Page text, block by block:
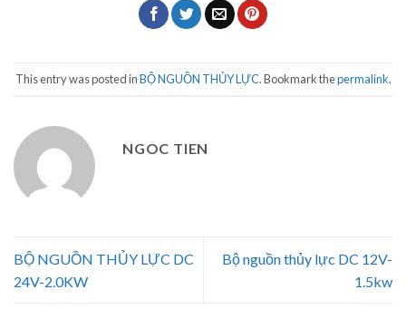
This entry was posted inBỘ NGUỒN THỦY LỰC. Bookmark thepermalink.
NGOC TIEN
BỘ NGUỒN THỦY LỰC DC
24V-2.0KW
Bộ nguồn thủy lực DC 12V-
1.5kw